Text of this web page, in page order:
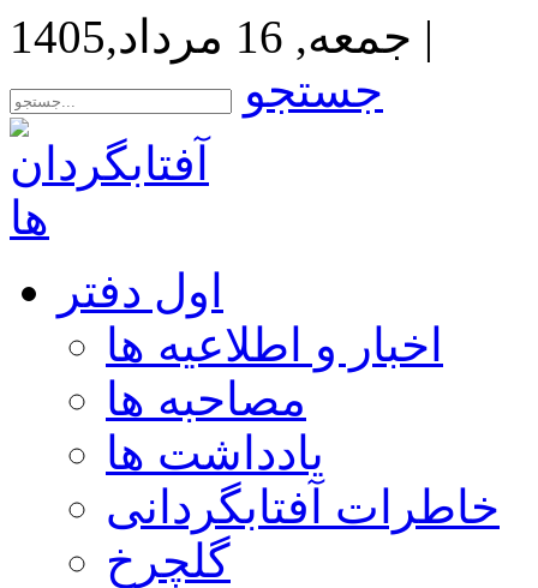
جمعه, 16 مرداد,1405 |
جستجو
اول دفتر
اخبار و اطلاعیه ها
مصاحبه ها
یادداشت ها
خاطرات آفتابگردانی
گلچرخ